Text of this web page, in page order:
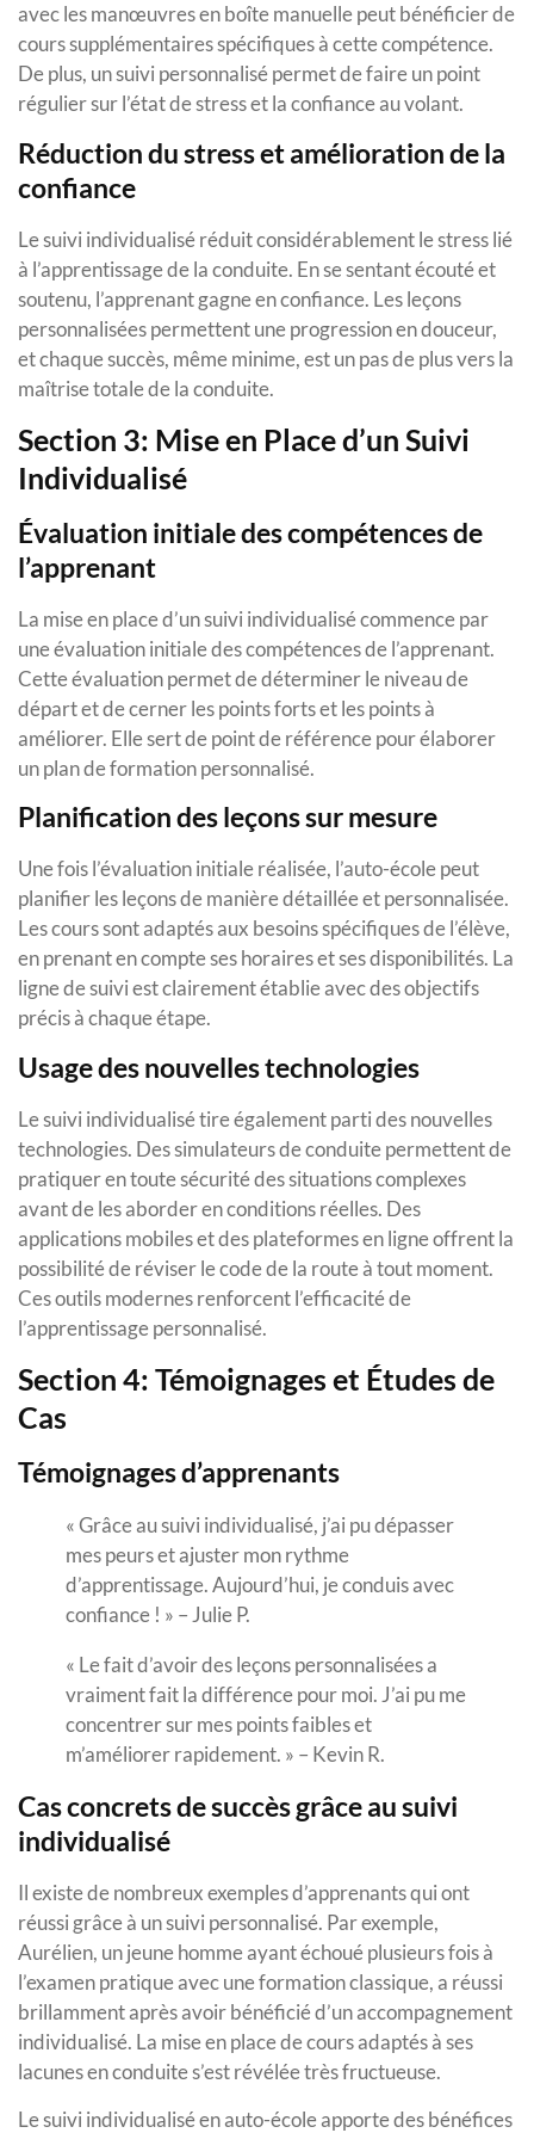
avec les manœuvres en boîte manuelle peut bénéficier de
cours supplémentaires spécifiques à cette compétence.
De plus, un suivi personnalisé permet de faire un point
régulier sur l’état de stress et la confiance au volant.
Réduction du stress et amélioration de la
confiance
Le suivi individualisé réduit considérablement le stress lié
à l’apprentissage de la conduite. En se sentant écouté et
soutenu, l’apprenant gagne en confiance. Les leçons
personnalisées permettent une progression en douceur,
et chaque succès, même minime, est un pas de plus vers la
maîtrise totale de la conduite.
Section 3: Mise en Place d’un Suivi
Individualisé
Évaluation initiale des compétences de
l’apprenant
La mise en place d’un suivi individualisé commence par
une évaluation initiale des compétences de l’apprenant.
Cette évaluation permet de déterminer le niveau de
départ et de cerner les points forts et les points à
améliorer. Elle sert de point de référence pour élaborer
un plan de formation personnalisé.
Planification des leçons sur mesure
Une fois l’évaluation initiale réalisée, l’auto-école peut
planifier les leçons de manière détaillée et personnalisée.
Les cours sont adaptés aux besoins spécifiques de l’élève,
en prenant en compte ses horaires et ses disponibilités. La
ligne de suivi est clairement établie avec des objectifs
précis à chaque étape.
Usage des nouvelles technologies
Le suivi individualisé tire également parti des nouvelles
technologies. Des simulateurs de conduite permettent de
pratiquer en toute sécurité des situations complexes
avant de les aborder en conditions réelles. Des
applications mobiles et des plateformes en ligne offrent la
possibilité de réviser le code de la route à tout moment.
Ces outils modernes renforcent l’efficacité de
l’apprentissage personnalisé.
Section 4: Témoignages et Études de
Cas
Témoignages d’apprenants
« Grâce au suivi individualisé, j’ai pu dépasser
mes peurs et ajuster mon rythme
d’apprentissage. Aujourd’hui, je conduis avec
confiance ! » – Julie P.
« Le fait d’avoir des leçons personnalisées a
vraiment fait la différence pour moi. J’ai pu me
concentrer sur mes points faibles et
m’améliorer rapidement. » – Kevin R.
Cas concrets de succès grâce au suivi
individualisé
Il existe de nombreux exemples d’apprenants qui ont
réussi grâce à un suivi personnalisé. Par exemple,
Aurélien, un jeune homme ayant échoué plusieurs fois à
l’examen pratique avec une formation classique, a réussi
brillamment après avoir bénéficié d’un accompagnement
individualisé. La mise en place de cours adaptés à ses
lacunes en conduite s’est révélée très fructueuse.
Le suivi individualisé en auto-école apporte des bénéfices